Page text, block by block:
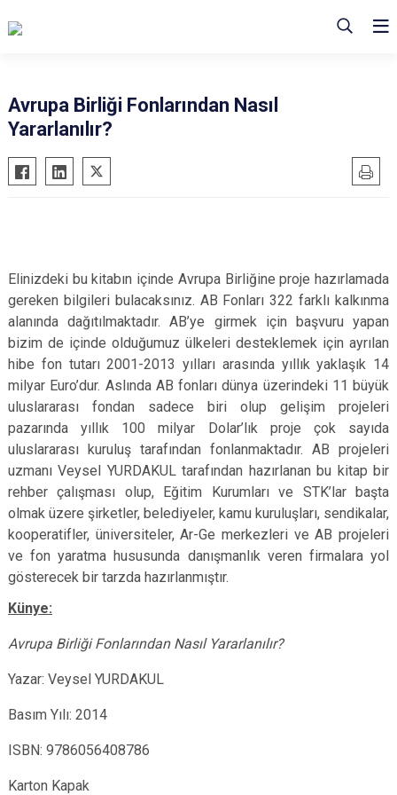
Avrupa Birliği Fonlarından Nasıl
Yararlanılır?
Elinizdeki bu kitabın içinde Avrupa Birliğine proje hazırlamada
gereken bilgileri bulacaksınız. AB Fonları 322 farklı kalkınma
alanında dağıtılmaktadır. AB’ye girmek için başvuru yapan
bizim de içinde olduğumuz ülkeleri desteklemek için ayrılan
hibe fon tutarı 2001-2013 yılları arasında yıllık yaklaşık 14
milyar Euro’dur. Aslında AB fonları dünya üzerindeki 11 büyük
uluslararası fondan sadece biri olup gelişim projeleri
pazarında yıllık 100 milyar Dolar’lık proje çok sayıda
uluslararası kuruluş tarafından fonlanmaktadır. AB projeleri
uzmanı Veysel YURDAKUL tarafından hazırlanan bu kitap bir
rehber çalışması olup, Eğitim Kurumları ve STK’lar başta
olmak üzere şirketler, belediyeler, kamu kuruluşları, sendikalar,
kooperatifler, üniversiteler, Ar-Ge merkezleri ve AB projeleri
ve fon yaratma hususunda danışmanlık veren firmalara yol
gösterecek bir tarzda hazırlanmıştır.
Künye:
Avrupa Birliği Fonlarından Nasıl Yararlanılır?
Yazar: Veysel YURDAKUL
Basım Yılı: 2014
ISBN: 9786056408786
Karton Kapak